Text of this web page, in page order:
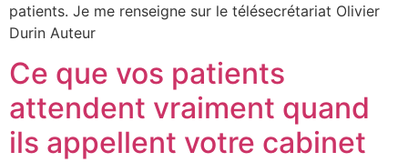
patients. Je me renseigne sur le télésecrétariat Olivier
Durin Auteur
Ce que vos patients
attendent vraiment quand
ils appellent votre cabinet